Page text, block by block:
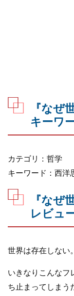
『なぜ
キーワ
カテゴリ：哲学
キーワード：西洋
『なぜ
レビュ
世界は存在しない。
いきなりこんなフ
ち止まってしまう